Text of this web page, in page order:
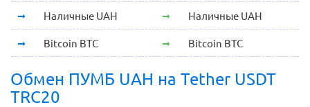
Наличные UAH Наличные UAH
Bitcoin BTC Bitcoin BTC
Обмен ПУМБ UAH на Tether USDT
TRC20